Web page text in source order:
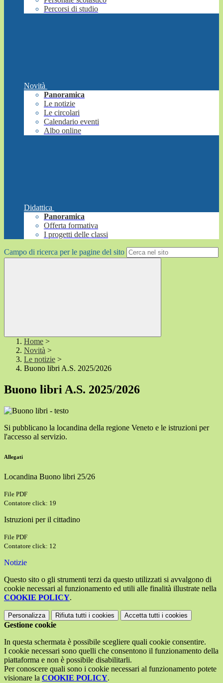
Percorsi di studio
Novità
Panoramica
Le notizie
Le circolari
Calendario eventi
Albo online
Didattica
Panoramica
Offerta formativa
I progetti delle classi
Campo di ricerca per le pagine del sito
Home >
Novità >
Le notizie >
Buono libri A.S. 2025/2026
Buono libri A.S. 2025/2026
Si pubblicano la locandina della regione Veneto e le istruzioni per
l'accesso al servizio.
Allegati
Locandina Buono libri 25/26
File PDF
Contatore click: 19
Istruzioni per il cittadino
File PDF
Contatore click: 12
Notizie
Questo sito o gli strumenti terzi da questo utilizzati si avvalgono di
cookie necessari al funzionamento ed utili alle finalità illustrate nella
COOKIE POLICY.
Personalizza Rifiuta tutti i cookies Accetta tutti i cookies
Gestione cookie
In questa schermata è possibile scegliere quali cookie consentire.
I cookie necessari sono quelli che consentono il funzionamento della
piattaforma e non è possibile disabilitarli.
Per conoscere quali sono i cookie necessari al funzionamento potete
visionare la COOKIE POLICY.